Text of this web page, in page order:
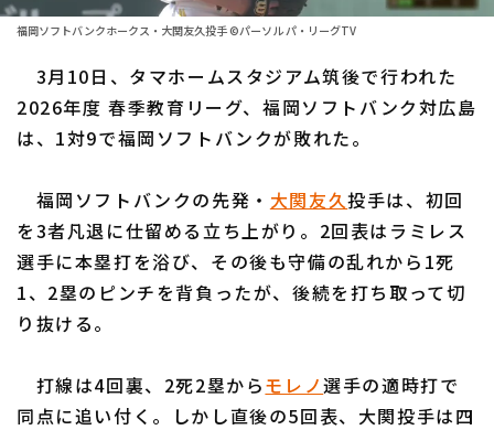
ファーム東地区
ファーム西地区
交流戦
選手名鑑トップ
北海道日本ハムファイターズ
東北楽天ゴールデンイーグルス
千葉ロッテマリーンズ
オリックス・バファローズ
ニュース
設定
福岡ソフトバンクホークス・大関友久投手 ©パーソル パ・リーグTV
3月10日、タマホームスタジアム筑後で行われた
2026年度 春季教育リーグ、福岡ソフトバンク対広島
は、1対9で福岡ソフトバンクが敗れた。
福岡ソフトバンクの先発・ 大関友久投手は、初回
を3者凡退に仕留める立ち上がり。2回表はラミレス
選手に本塁打を浴び、その後も守備の乱れから1死
1、2塁のピンチを背負ったが、後続を打ち取って切
り抜ける。
打線は4回裏、2死2塁からモレノ選手の適時打で
同点に追い付く。しかし直後の5回表、大関投手は四